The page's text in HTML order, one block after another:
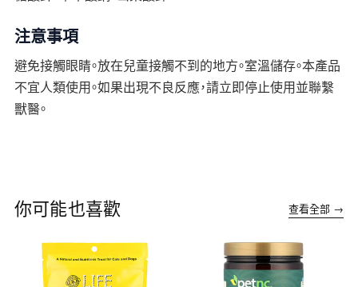
注意事項
避免接觸眼睛。放在兒童接觸不到的地方。室溫儲存。本產品
不宜人類使用。如果出現不良反應，請立即停止使用並聯繫
獸醫。
你可能也喜歡 查看全部 →